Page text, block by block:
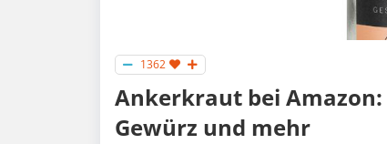
1362
Ankerkraut bei
Gewürz und mehr